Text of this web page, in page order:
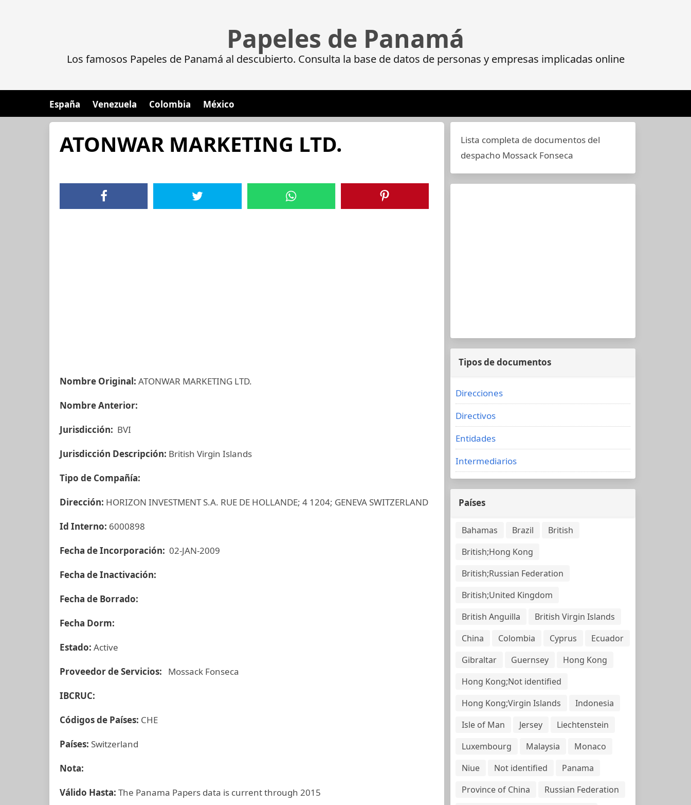
Papeles de Panamá
Los famosos Papeles de Panamá al descubierto. Consulta la base de datos de personas y empresas implicadas online
España Venezuela Colombia México
ATONWAR MARKETING LTD.
Nombre Original: ATONWAR MARKETING LTD.
Nombre Anterior:
Jurisdicción: BVI
Jurisdicción Descripción: British Virgin Islands
Tipo de Compañía:
Dirección: HORIZON INVESTMENT S.A. RUE DE HOLLANDE; 4 1204; GENEVA SWITZERLAND
Id Interno: 6000898
Fecha de Incorporación: 02-JAN-2009
Fecha de Inactivación:
Fecha de Borrado:
Fecha Dorm:
Estado: Active
Proveedor de Servicios: Mossack Fonseca
IBCRUC:
Códigos de Países: CHE
Países: Switzerland
Nota:
Válido Hasta: The Panama Papers data is current through 2015
Lista completa de documentos del
despacho Mossack Fonseca
Tipos de documentos
Direcciones
Directivos
Entidades
Intermediarios
Países
Bahamas Brazil
British
British;Hong Kong
British;Russian Federation
British;United Kingdom
British Anguilla
British Virgin Islands
China
Colombia Cyprus
Ecuador
Gibraltar
Guernsey
Hong Kong
Hong Kong;Not identified
Hong Kong;Virgin Islands
Indonesia
Isle of Man
Jersey
Liechtenstein
Luxembourg
Malaysia
Monaco
Niue
Not identified
Panama
Province of China
Russian Federation